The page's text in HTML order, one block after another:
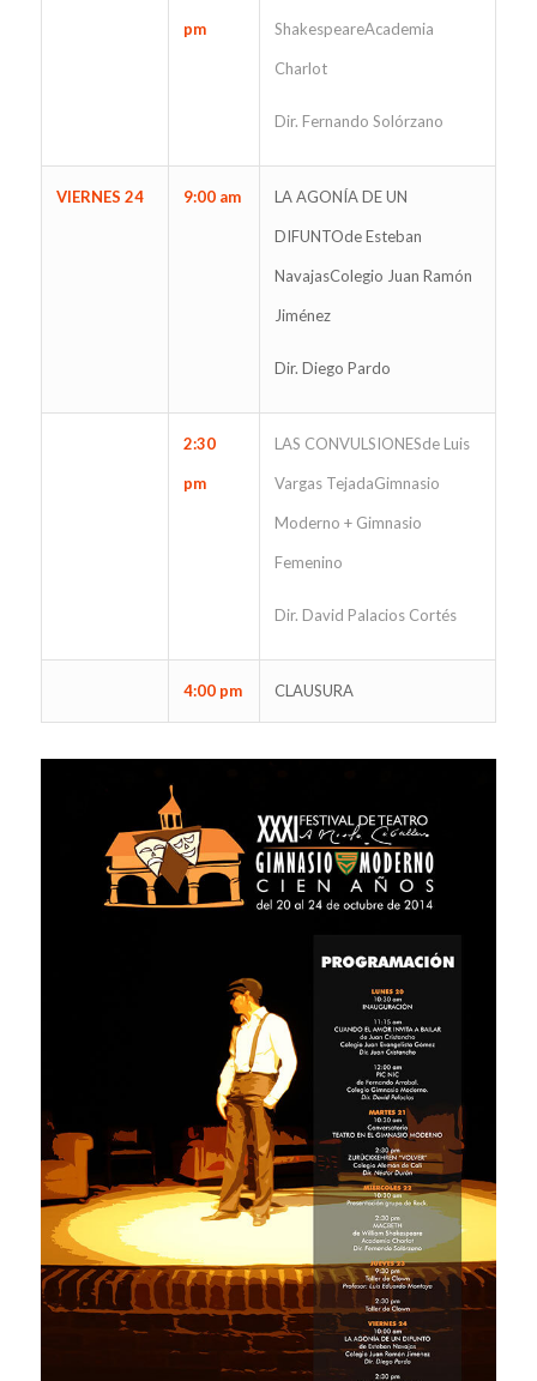
pm ShakespeareAcademia
Charlot
Dir. Fernando Solórzano
VIERNES 24 9:00 am LA AGONÍA DE UN
DIFUNTOde Esteban
NavajasColegio Juan Ramón
Jiménez
Dir. Diego Pardo
2:30
pm
LAS CONVULSIONESde Luis
Vargas TejadaGimnasio
Moderno + Gimnasio
Femenino
Dir. David Palacios Cortés
4:00 pm CLAUSURA